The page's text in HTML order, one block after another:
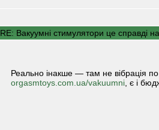
RE: Вакуумні стимулятори це справді
Реально інакше — там не вібрація по
orgasmtoys.com.ua/vakuumni, є і